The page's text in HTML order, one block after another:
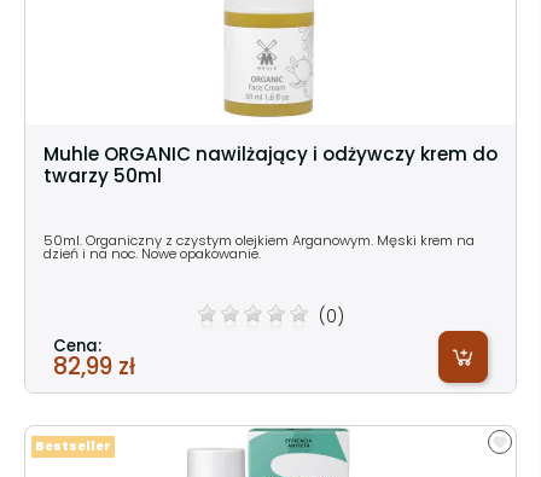
Muhle ORGANIC nawilżający i odżywczy krem do
twarzy 50ml
50ml. Organiczny z czystym olejkiem Arganowym. Męski krem na
dzień i na noc. Nowe opakowanie.
(0)
Cena:
82,99 zł
Bestseller